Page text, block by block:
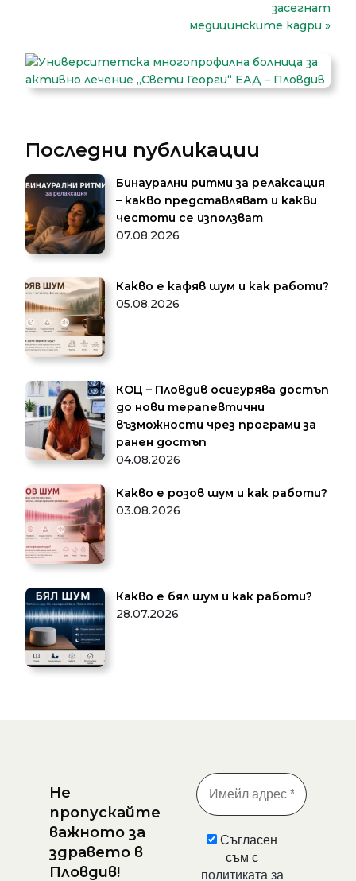
засегнат
медицинските кадри
Последни публикации
Бинаурални ритми за релаксация
– какво представляват и какви
честоти се използват
07.08.2026
Какво е кафяв шум и как работи?
05.08.2026
КОЦ – Пловдив осигурява достъп
до нови терапевтични
възможности чрез програми за
ранен достъп
04.08.2026
Какво е розов шум и как работи?
03.08.2026
Какво е бял шум и как работи?
28.07.2026
Не
пропускайте
важното за
здравето в
Пловдив!
Съгласен
съм с
политиката за